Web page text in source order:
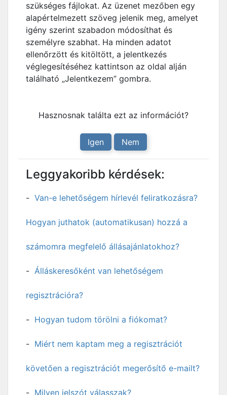
szükséges fájlokat. Az üzenet mezőben egy
alapértelmezett szöveg jelenik meg, amelyet
igény szerint szabadon módosíthat és
személyre szabhat. Ha minden adatot
ellenőrzött és kitöltött, a jelentkezés
véglegesítéséhez kattintson az oldal alján
található „Jelentkezem” gombra.
Hasznosnak találta ezt az információt?
Igen Nem
Leggyakoribb kérdések:
Van-e lehetőségem hírlevél feliratkozásra?
Hogyan juthatok (automatikusan) hozzá a
számomra megfelelő állásajánlatokhoz?
Álláskeresőként van lehetőségem
regisztrációra?
Hogyan tudom törölni a fiókomat?
Miért nem kaptam meg a regisztrációt
követően a regisztrációt megerősítő e-mailt?
Milyen jelszót válasszak?